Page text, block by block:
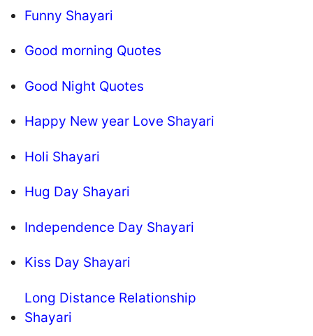
Funny Shayari
Good morning Quotes
Good Night Quotes
Happy New year Love Shayari
Holi Shayari
Hug Day Shayari
Independence Day Shayari
Kiss Day Shayari
Long Distance Relationship
Shayari